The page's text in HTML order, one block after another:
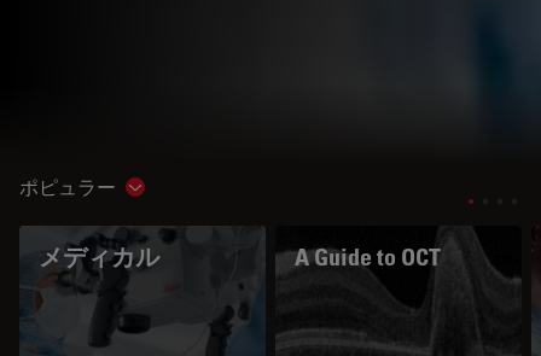
ポピュラー Show subnavigation
メディカル A Guide to OCT